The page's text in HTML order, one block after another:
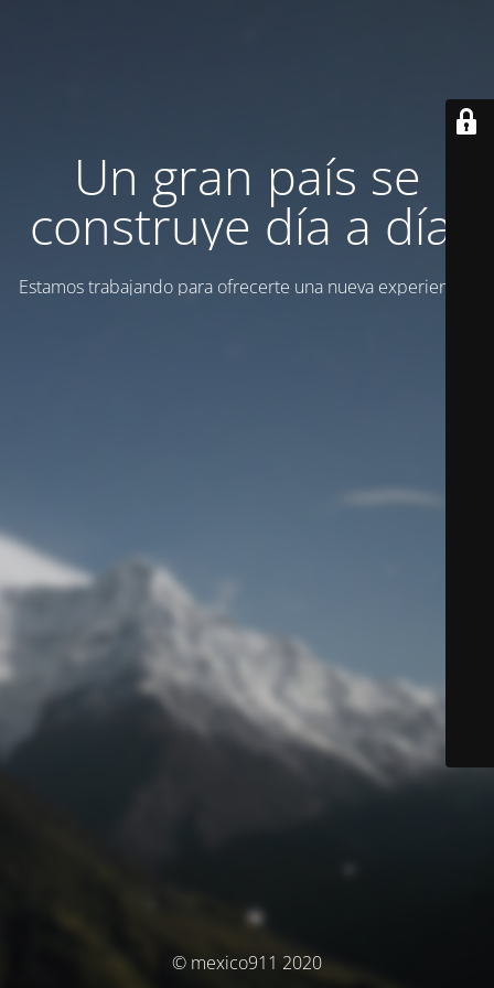
Un gran país se
construye día a día.
Estamos trabajando para ofrecerte una nueva experiencia.
© mexico911 2020